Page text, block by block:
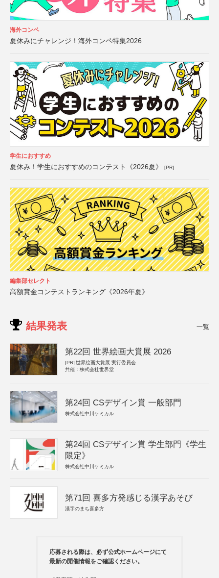
海外コンペ
夏休みにチャレンジ！海外コンペ特集2026
学生におすすめ
夏休み！学生におすすめのコンテスト《2026夏》 [PR]
編集部セレクト
高額賞金コンテストランキング《2026年夏》
結果発表 一覧
第22回 世界絵画大賞展 2026
[PR] 世界絵画大賞展 実行委員会
共催：株式会社世界堂
第24回 CSデザイン賞 一般部門
株式会社中川ケミカル
第24回 CSデザイン賞 学生部門《学生
限定》
株式会社中川ケミカル
第71回 喜多方発感じる漢字あそび
漢字のまち喜多方
応募される際は、必ず公式ホームページにて
最新の開催情報をご確認ください。